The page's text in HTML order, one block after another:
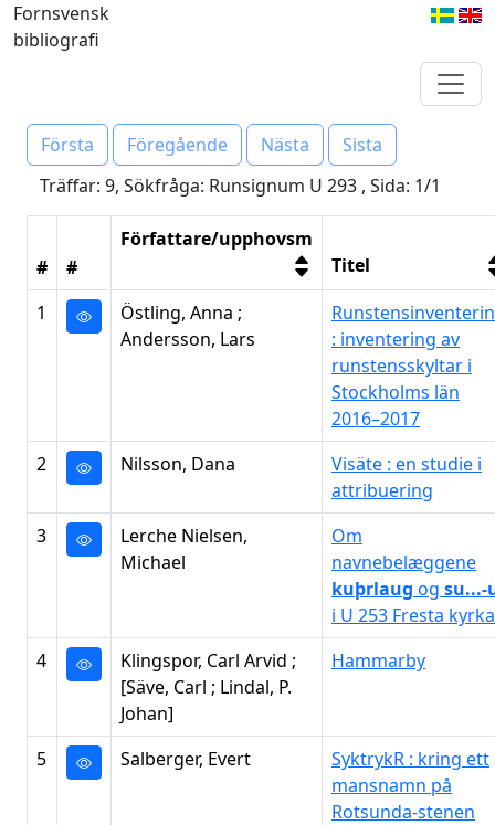
Fornsvensk
bibliografi
Första Föregående Nästa
Sista
Träffar: 9, Sökfråga: Runsignum U 293 , Sida: 1/1
# #
Författare/upphovsm
Titel
1
Östling, Anna ;
Andersson, Lars
: inventering av
runstensskyltar i
Stockholms län
2016–2017
2
Nilsson, Dana
Visäte : en studie i
attribuering
3
Lerche Nielsen,
Michael
Om
navnebelæggene
kuþrlaug og su...-
i U 253 Fresta kyrka
4
Klingspor, Carl Arvid ;
[Säve, Carl ; Lindal, P.
Johan]
Hammarby
5 Salberger, Evert
SyktrykR : kring ett
mansnamn på
Rotsunda-stenen